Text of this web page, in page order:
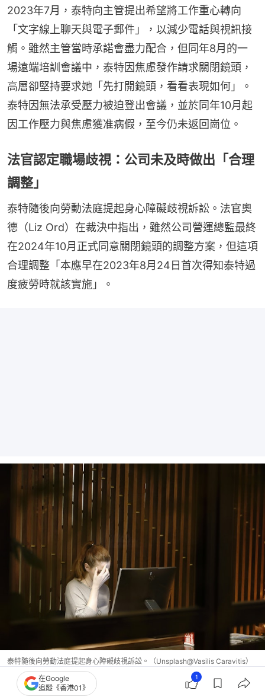
2023年7月，泰特向主管提出希望將工作重心轉向
「文字線上聊天與電子郵件」，以減少電話與視訊接
觸。雖然主管當時承諾會盡力配合，但同年8月的一
場遠端培訓會議中，泰特因焦慮發作請求關閉鏡頭，
高層卻堅持要求她「先打開鏡頭，看看表現如何」。
泰特因無法承受壓力被迫登出會議，並於同年10月起
因工作壓力與焦慮獲准病假，至今仍未返回崗位。
法官認定職場歧視：公司未及時做出「合理
調整」
泰特隨後向勞動法庭提起身心障礙歧視訴訟。法官奧
德（Liz Ord）在裁決中指出，雖然公司營運總監最終
在2024年10月正式同意關閉鏡頭的調整方案，但這項
合理調整「本應早在2023年8月24日首次得知泰特過
度疲勞時就該實施」。
泰特隨後向勞動法庭提起身心障礙歧視訴訟。（Unsplash@Vasilis Caravitis）
法官認為，資方延遲提供合理調整，已導致泰特在職
在Google
追蹤《香港01》
1